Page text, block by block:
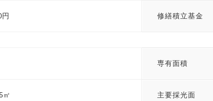
修繕積立基金
専有面積
㎡ 主要採光面